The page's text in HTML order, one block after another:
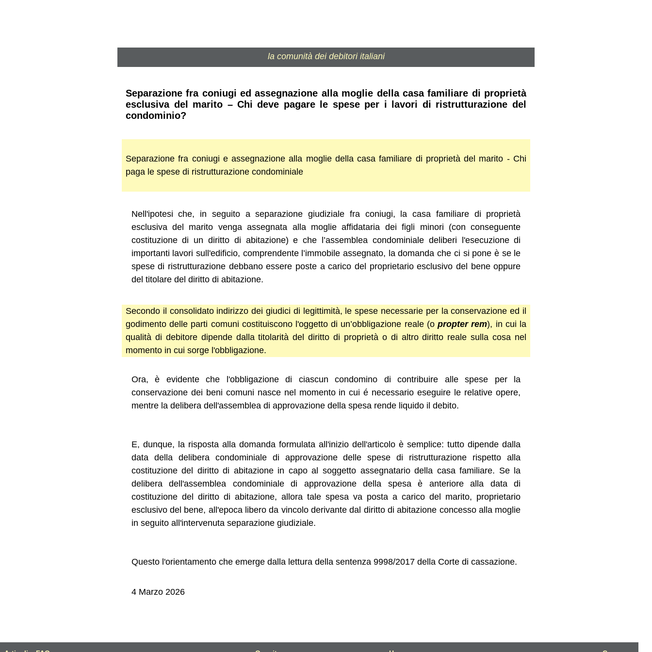
la comunità dei debitori italiani
Separazione fra coniugi ed assegnazione alla moglie della casa familiare di proprietà
esclusiva del marito – Chi deve pagare le spese per i lavori di ristrutturazione del
condominio?
Separazione fra coniugi e assegnazione alla moglie della casa familiare di proprietà del marito - Chi
paga le spese di ristrutturazione condominiale
Nell'ipotesi che, in seguito a separazione giudiziale fra coniugi, la casa familiare di proprietà
esclusiva del marito venga assegnata alla moglie affidataria dei figli minori (con conseguente
costituzione di un diritto di abitazione) e che l’assemblea condominiale deliberi l'esecuzione di
importanti lavori sull'edificio, comprendente l’immobile assegnato, la domanda che ci si pone è se le
spese di ristrutturazione debbano essere poste a carico del proprietario esclusivo del bene oppure
del titolare del diritto di abitazione.
Secondo il consolidato indirizzo dei giudici di legittimità, le spese necessarie per la conservazione ed il
godimento delle parti comuni costituiscono l'oggetto di un’obbligazione reale (opropter rem), in cui la
qualità di debitore dipende dalla titolarità del diritto di proprietà o di altro diritto reale sulla cosa nel
momento in cui sorge l'obbligazione.
Ora, è evidente che l'obbligazione di ciascun condomino di contribuire alle spese per la
conservazione dei beni comuni nasce nel momento in cui é necessario eseguire le relative opere,
mentre la delibera dell'assemblea di approvazione della spesa rende liquido il debito.
E, dunque, la risposta alla domanda formulata all'inizio dell'articolo è semplice: tutto dipende dalla
data della delibera condominiale di approvazione delle spese di ristrutturazione rispetto alla
costituzione del diritto di abitazione in capo al soggetto assegnatario della casa familiare. Se la
delibera dell'assemblea condominiale di approvazione della spesa è anteriore alla data di
costituzione del diritto di abitazione, allora tale spesa va posta a carico del marito, proprietario
esclusivo del bene, all'epoca libero da vincolo derivante dal diritto di abitazione concesso alla moglie
in seguito all'intervenuta separazione giudiziale.
Questo l'orientamento che emerge dalla lettura della sentenza 9998/2017 della Corte di cassazione.
4 Marzo 2026